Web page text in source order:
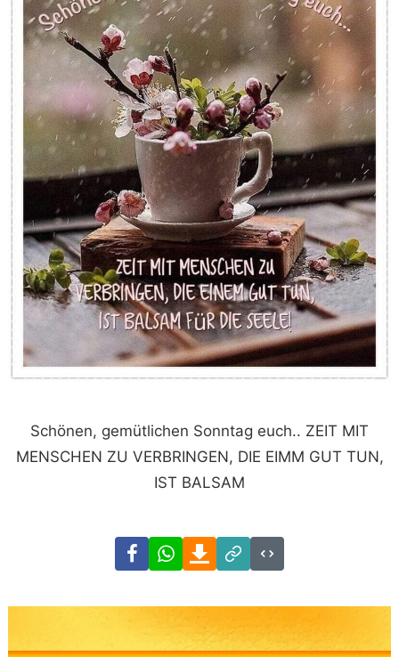
Schönen, gemütlichen Sonntag euch.. ZEIT MIT
MENSCHEN ZU VERBRINGEN, DIE EIMM GUT TUN,
IST BALSAM
FacebookWhatsAppDownload
Link
Code